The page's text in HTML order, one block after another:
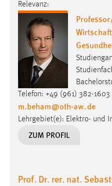
Relevanz:
Telefon: +49 (961) 382-1603
m.beham@oth-aw.de
Lehrgebiet(e): Elektro- und
ZUM PROFIL
Prof. Dr. rer. nat.
Matomo
Name:
_pk_ref, _pk_cvar, _pk_id,
Zweck:
Zugriffsstatistik
Cookie Laufzeit:
Max. 13 Monate
MARKETING
Sie tun dies, indem sie